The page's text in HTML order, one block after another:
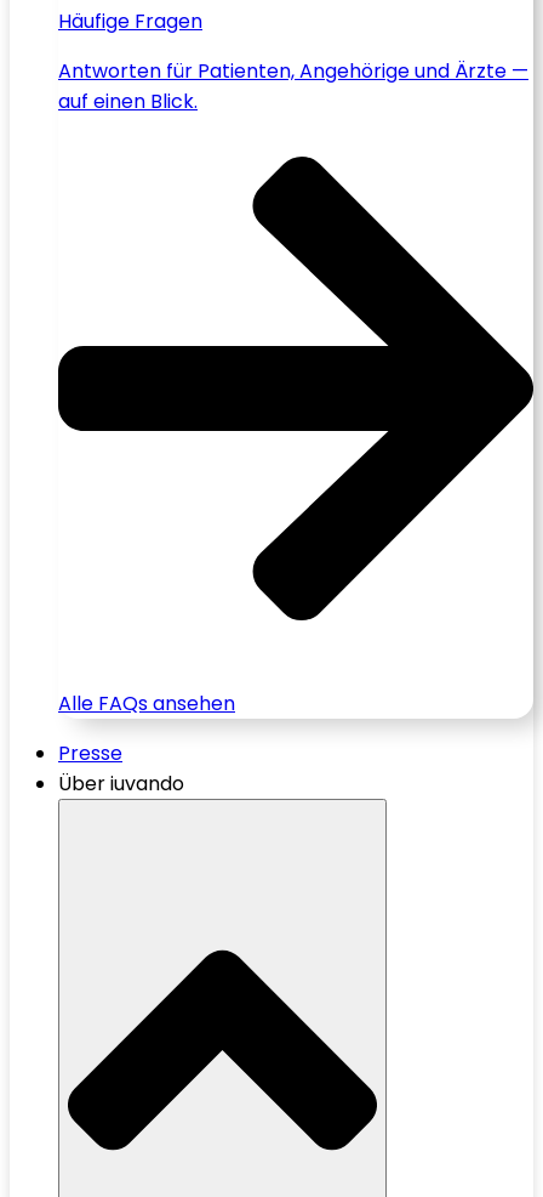
Häufige Fragen
Antworten für Patienten, Angehörige und Ärzte —
auf einen Blick.
Alle FAQs ansehen
Presse
Über iuvando